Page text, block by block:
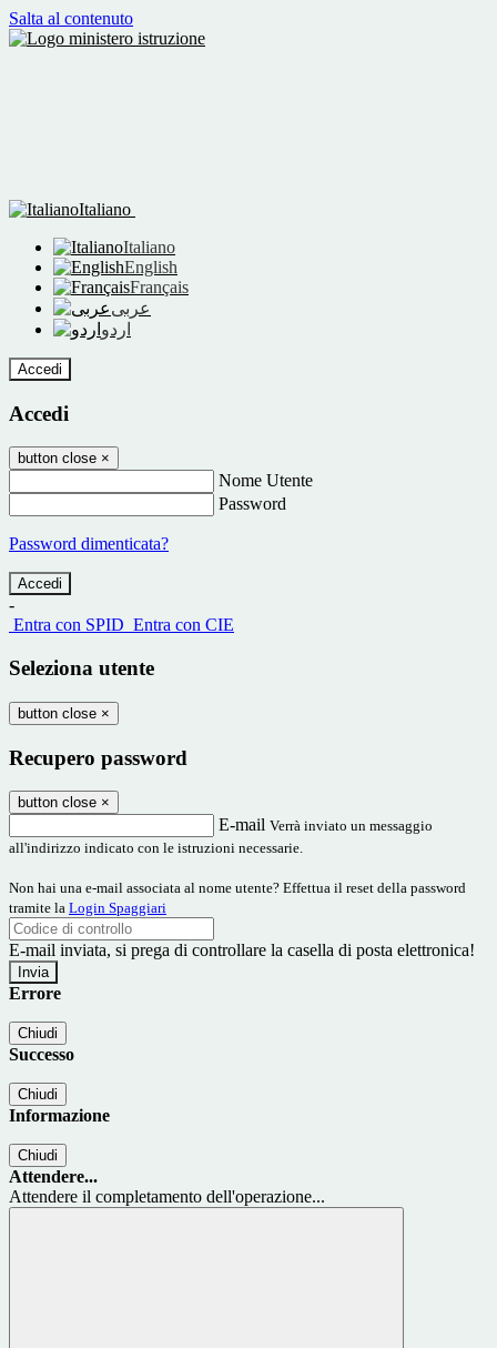
Salta al contenuto
Italiano
Italiano
English
Français
عربى
اردو
Accedi
Accedi
button close ×
Nome Utente
Password
Password dimenticata?
-
Entra con SPID Entra con CIE
Seleziona utente
button close ×
Recupero password
button close ×
E-mail Verrà inviato un messaggio
all'indirizzo indicato con le istruzioni necessarie.
Non hai una e-mail associata al nome utente? Effettua il reset della password
tramite la Login Spaggiari
E-mail inviata, si prega di controllare la casella di posta elettronica!
Errore
Chiudi
Successo
Chiudi
Informazione
Chiudi
Attendere...
Attendere il completamento dell'operazione...